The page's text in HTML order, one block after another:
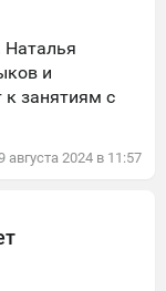
и
к занятиям с
августа 2024 в 11:57